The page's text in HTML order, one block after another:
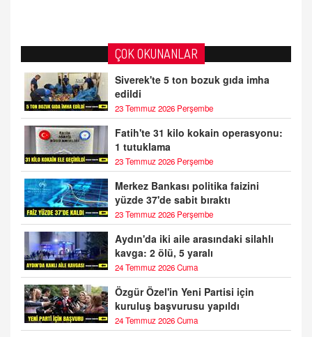
ÇOK OKUNANLAR
Siverek'te 5 ton bozuk gıda imha
edildi
23 Temmuz 2026 Perşembe
Fatih'te 31 kilo kokain operasyonu:
1 tutuklama
23 Temmuz 2026 Perşembe
Merkez Bankası politika faizini
yüzde 37'de sabit bıraktı
23 Temmuz 2026 Perşembe
Aydın'da iki aile arasındaki silahlı
kavga: 2 ölü, 5 yaralı
24 Temmuz 2026 Cuma
Özgür Özel'in Yeni Partisi için
kuruluş başvurusu yapıldı
24 Temmuz 2026 Cuma